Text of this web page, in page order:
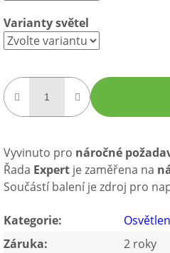
Varianty světel
Vyvinuto pro náročné
Řada Expert je zaměřena na
Součástí balení je zdroj pro
Kategorie:
Záruka:
2 roky